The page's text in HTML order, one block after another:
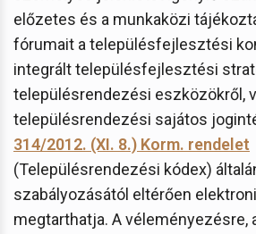
előzetes és a munkaközi
fórumait a településfejlesztési
integrált településfejlesztési
településrendezési eszközökről,
településrendezési sajátos
314/2012. (XI. 8.) Korm. rendelet
(Településrendezési kódex)
szabályozásától eltérően
megtarthatja. A véleményezésre,